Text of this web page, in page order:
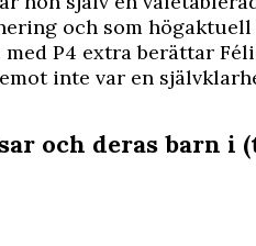
och som
P4 extraberättar
inte var en
och deras barn i